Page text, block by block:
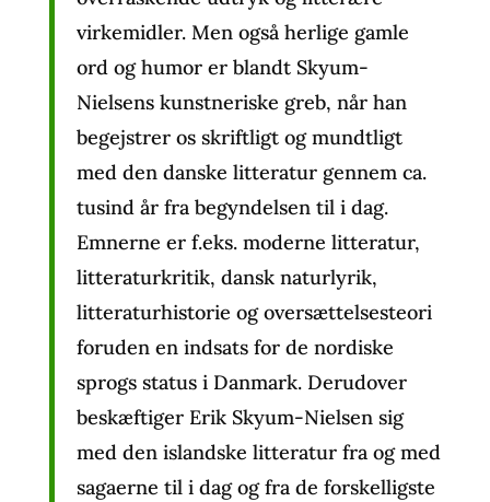
virkemidler. Men også herlige gamle
ord og humor er blandt Skyum-
Nielsens kunstneriske greb, når han
begejstrer os skriftligt og mundtligt
med den danske litteratur gennem ca.
tusind år fra begyndelsen til i dag.
Emnerne er f.eks. moderne litteratur,
litteraturkritik, dansk naturlyrik,
litteraturhistorie og oversættelsesteori
foruden en indsats for de nordiske
sprogs status i Danmark. Derudover
beskæftiger Erik Skyum-Nielsen sig
med den islandske litteratur fra og med
sagaerne til i dag og fra de forskelligste